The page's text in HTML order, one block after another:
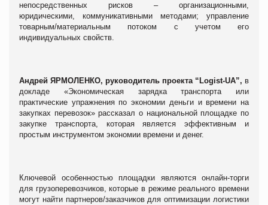
непосредственных рисков – организационными,
юридическими, коммуникативными методами; управление
товарным/материальным потоком с учетом его
индивидуальных свойств.
Андрей ЯРМОЛЕНКО, руководитель проекта “Logist-UA”, в
докладе «Экономическая зарядка транспорта или
практические упражнения по экономии деньги и времени на
закупках перевозок» рассказал о национальной площадке по
закупке транспорта, которая является эффективным и
простым инструментом экономии времени и денег.
Ключевой особенностью площадки являются онлайн-торги
для грузоперевозчиков, которые в режиме реального времени
могут найти партнеров/заказчиков для оптимизации логистики